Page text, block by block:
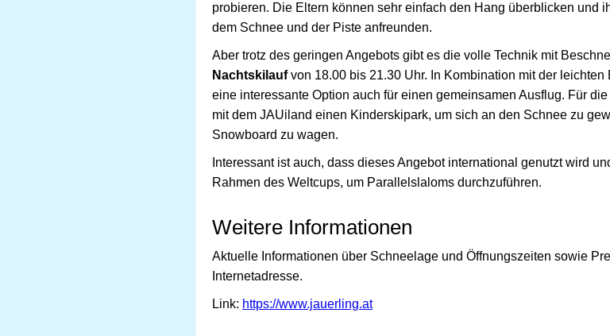
probieren. Die Eltern können sehr einfach den Hang überblicken und
dem Schnee und der Piste anfreunden.
Aber trotz des geringen Angebots gibt es die volle Technik mit
Nachtskilaufvon 18.00 bis 21.30 Uhr. In Kombination mit der
eine interessante Option auch für einen gemeinsamen Ausflug. Für
mit dem JAUiland einen Kinderskipark, um sich an den Schnee zu
Snowboard zu wagen.
Interessant ist auch, dass dieses Angebot international genutzt wird
Rahmen des Weltcups, um Parallelslaloms durchzuführen.
Weitere Informationen
Aktuelle Informationen über Schneelage und Öffnungszeiten sowie
Internetadresse.
Link: https://www.jauerling.at